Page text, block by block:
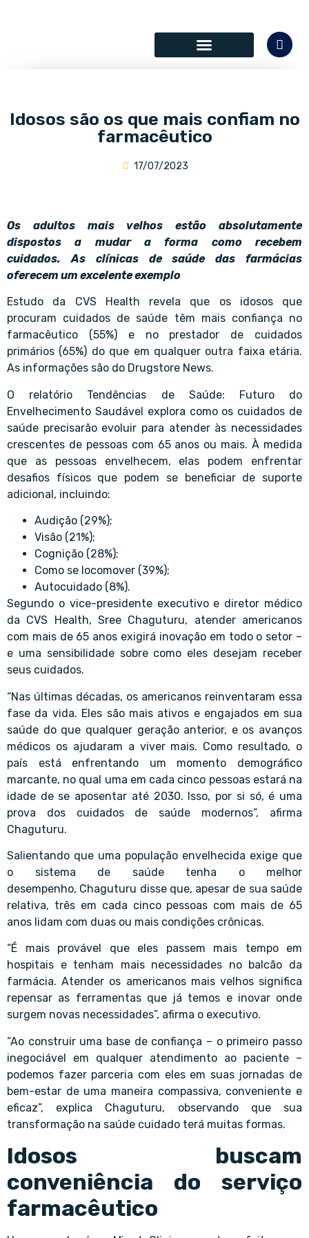
Idosos são os que mais confiam no
farmacêutico
17/07/2023
Os adultos mais velhos estão absolutamente
dispostos a mudar a forma como recebem
cuidados. As clínicas de saúde das farmácias
oferecem um excelente exemplo
Estudo da CVS Health revela que os idosos que
procuram cuidados de saúde têm mais confiança no
farmacêutico (55%) e no prestador de cuidados
primários (65%) do que em qualquer outra faixa etária.
As informações são do Drugstore News.
O relatório Tendências de Saúde: Futuro do
Envelhecimento Saudável explora como os cuidados de
saúde precisarão evoluir para atender às necessidades
crescentes de pessoas com 65 anos ou mais. À medida
que as pessoas envelhecem, elas podem enfrentar
desafios físicos que podem se beneficiar de suporte
adicional, incluindo:
Audição (29%);
Visão (21%);
Cognição (28%);
Como se locomover (39%);
Autocuidado (8%).
Segundo o vice-presidente executivo e diretor médico
da CVS Health, Sree Chaguturu, atender americanos
com mais de 65 anos exigirá inovação em todo o setor –
e uma sensibilidade sobre como eles desejam receber
seus cuidados.
“Nas últimas décadas, os americanos reinventaram essa
fase da vida. Eles são mais ativos e engajados em sua
saúde do que qualquer geração anterior, e os avanços
médicos os ajudaram a viver mais. Como resultado, o
país está enfrentando um momento demográfico
marcante, no qual uma em cada cinco pessoas estará na
idade de se aposentar até 2030. Isso, por si só, é uma
prova dos cuidados de saúde modernos”, afirma
Chaguturu.
Salientando que uma população envelhecida exige que
o sistema de saúde tenha o melhor
desempenho, Chaguturu disse que, apesar de sua saúde
relativa, três em cada cinco pessoas com mais de 65
anos lidam com duas ou mais condições crônicas.
“É mais provável que eles passem mais tempo em
hospitais e tenham mais necessidades no balcão da
farmácia. Atender os americanos mais velhos significa
repensar as ferramentas que já temos e inovar onde
surgem novas necessidades”, afirma o executivo.
“Ao construir uma base de confiança – o primeiro passo
inegociável em qualquer atendimento ao paciente –
podemos fazer parceria com eles em suas jornadas de
bem-estar de uma maneira compassiva, conveniente e
eficaz”, explica Chaguturu, observando que sua
transformação na saúde cuidado terá muitas formas.
Idosos buscam
conveniência do serviço
farmacêutico